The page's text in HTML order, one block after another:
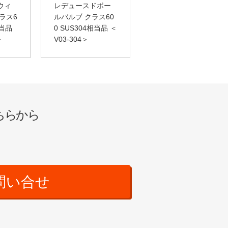
ィ
ス6
品
レデュースドボー
ルバルブ クラス60
0 SUS304相当品 ＜
V03-304＞
らから
い合せ